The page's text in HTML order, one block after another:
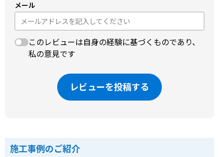
メール
このレビューは自身の経験に基づくものであり、
私の意見です
レビューを投稿する
施工事例のご紹介